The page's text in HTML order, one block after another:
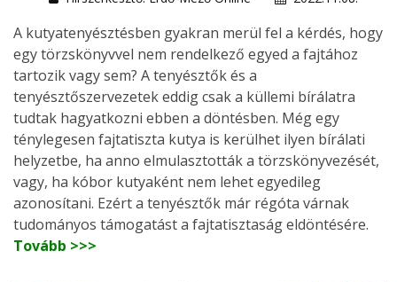
A kutyatenyésztésben gyakran merül fel a kérdés, hogy
egy törzskönyvvel nem rendelkező egyed a fajtához
tartozik vagy sem? A tenyésztők és a
tenyésztőszervezetek eddig csak a küllemi bírálatra
tudtak hagyatkozni ebben a döntésben. Még egy
ténylegesen fajtatiszta kutya is kerülhet ilyen bírálati
helyzetbe, ha anno elmulasztották a törzskönyvezését,
vagy, ha kóbor kutyaként nem lehet egyedileg
azonosítani. Ezért a tenyésztők már régóta várnak
tudományos támogatást a fajtatisztaság eldöntésére.
Tovább >>>